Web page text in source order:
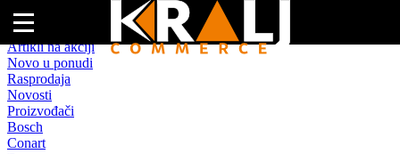
Naslovna
Artikli na akciji
Novo u ponudi
Rasprodaja
Novosti
Proizvođači
Bosch
Conart